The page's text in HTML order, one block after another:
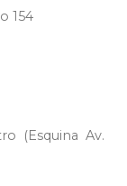
154
(Esquina Av.